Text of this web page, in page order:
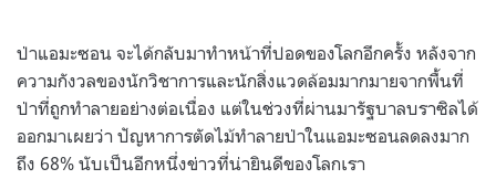
ป่าแอมะซอน จะได้กลับมาทำหน้าที่ปอดของโลกอีกครั้ง หลังจาก
ความกังวลของนักวิชาการและนักสิ่งแวดล้อมมากมายจากพื้นที่
ป่าที่ถูกทำลายอย่างต่อเนื่อง แต่ในช่วงที่ผ่านมารัฐบาลบราซิลได้
ออกมาเผยว่า ปัญหาการตัดไม้ทำลายป่าในแอมะซอนลดลงมาก
ถึง 68% นับเป็นอีกหนึ่งข่าวที่น่ายินดีของโลกเรา